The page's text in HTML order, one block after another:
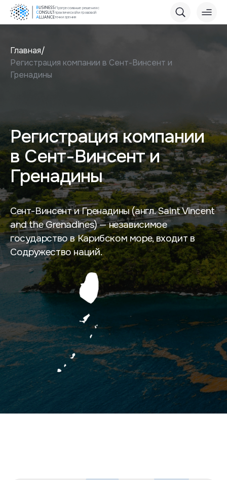
Прогрессивные решения с
практической и правовой
точки зрения
Главная
Регистрация компании в Сент-Винсент и
Гренадины
Регистрация компании
в Сент-Винсент и
Гренадины
Сент-Винсент и Гренадины (англ. Saint Vincent
and the Grenadines) — независимое
государство в Карибском море, входит в
Содружество наций.